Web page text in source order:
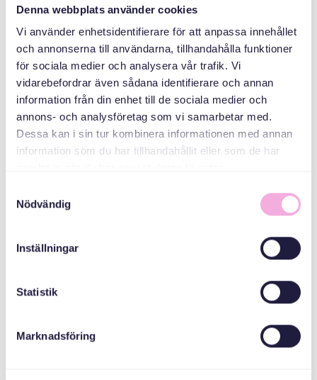
Denna webbplats använder cookies
Vi använder enhetsidentifierare för att anpassa innehållet
och annonserna till användarna, tillhandahålla funktioner
för sociala medier och analysera vår trafik. Vi
vidarebefordrar även sådana identifierare och annan
information från din enhet till de sociala medier och
annons- och analysföretag som vi samarbetar med.
Dessa kan i sin tur kombinera informationen med annan
information som du har tillhandahållit eller som de har
Nödvändig
Inställningar
Statistik
Marknadsföring
asylsökande och
ukrainska flyktningar
ARRANGÖR
bokningen@svenskamedbaby.se